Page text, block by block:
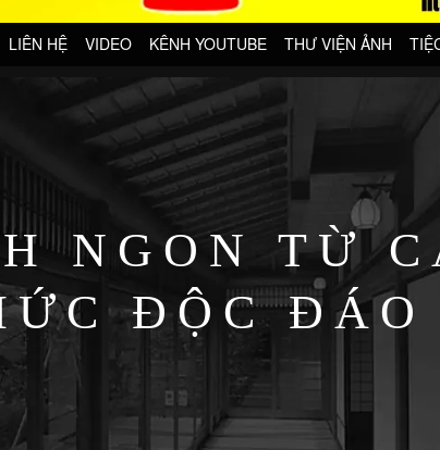
LIÊN HỆ VIDEO KÊNH YOUTUBE THƯ VIỆN ẢNH
NGON TỪ
ĐỘC ĐÁO